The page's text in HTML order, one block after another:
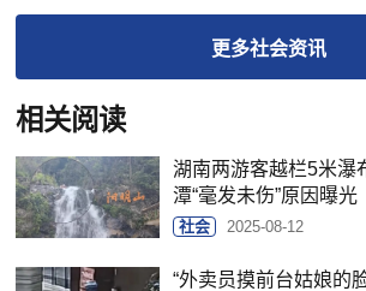
更多社会资讯
相关阅读
湖南两游客越栏5米瀑
潭“毫发未伤”原因曝光
社会 2025-08-12
“外卖员摸前台姑娘的